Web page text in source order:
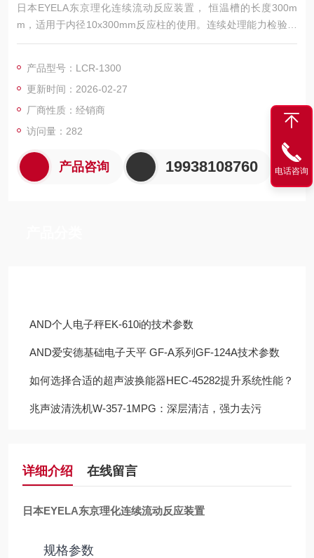
日本EYELA东京理化连续流动反应装置， 恒温槽的长度300m
m，适用于内径10x300mm反应柱的使用。连续处理能力检验和
面向应用的研究。
产品型号：LCR-1300
更新时间：2026-02-27
厂商性质：经销商
访问量：282
产品咨询 19938108760
AND个人电子秤EK-610i的技术参数
AND爱安德基础电子天平 GF-A系列GF-124A技术参数
如何选择合适的超声波换能器HEC-45282提升系统性能？
兆声波清洗机W-357-1MPG：深层清洁，强力去污
详细介绍 在线留言
日本EYELA东京理化连续流动反应装置
规格参数
电话咨询